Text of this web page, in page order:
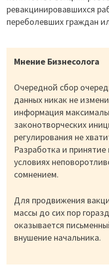
ревакцинировавшихся
переболевших граждан
Мнение Бизнесолога
Очередной сбор
данных никак не
информация
законотворческих
регулирования не
Разработка и
условиях
сомнением.
Для продвижения
массы до сих пор
оказывается
внушение начальника.